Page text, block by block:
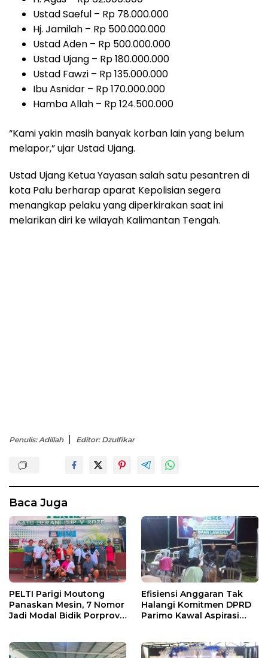
Ustad Saeful – Rp 78.000.000
Hj. Jamilah – Rp 500.000.000
Ustad Aden – Rp 500.000.000
Ustad Ujang – Rp 180.000.000
Ustad Fawzi – Rp 135.000.000
Ibu Asnidar – Rp 170.000.000
Hamba Allah – Rp 124.500.000
“Kami yakin masih banyak korban lain yang belum
melapor,” ujar Ustad Ujang.
Ustad Ujang Ketua Yayasan salah satu pesantren di
kota Palu berharap aparat Kepolisian segera
menangkap pelaku yang diperkirakan saat ini
melarikan diri ke wilayah Kalimantan Tengah.
Penulis: Adillah Editor: Dzulfikar
Baca Juga
PELTI Parigi Moutong
Panaskan Mesin, 7 Nomor
Jadi Modal Bidik Porprov
Efisiensi Anggaran Tak
Halangi Komitmen DPRD
Parimo Kawal Aspirasi